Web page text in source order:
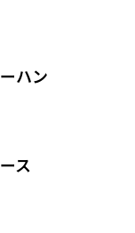
ハン
ス